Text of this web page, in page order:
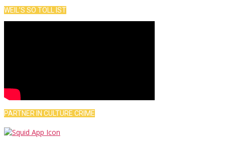
WEIL’S SO TOLL IST
PARTNER IN CULTURE CRIME